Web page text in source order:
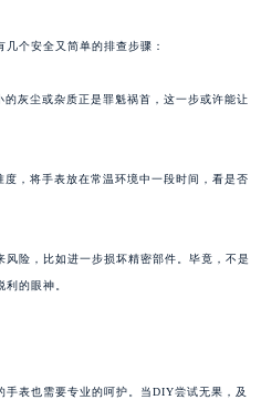
个安全又简单的排查步骤：
灰尘或杂质正是罪魁祸首，这一步或许能让
，将手表放在常温环境中一段时间，看是否
险，比如进一步损坏精密部件。毕竟，不是
的眼神。
表也需要专业的呵护。当DIY尝试无果，及